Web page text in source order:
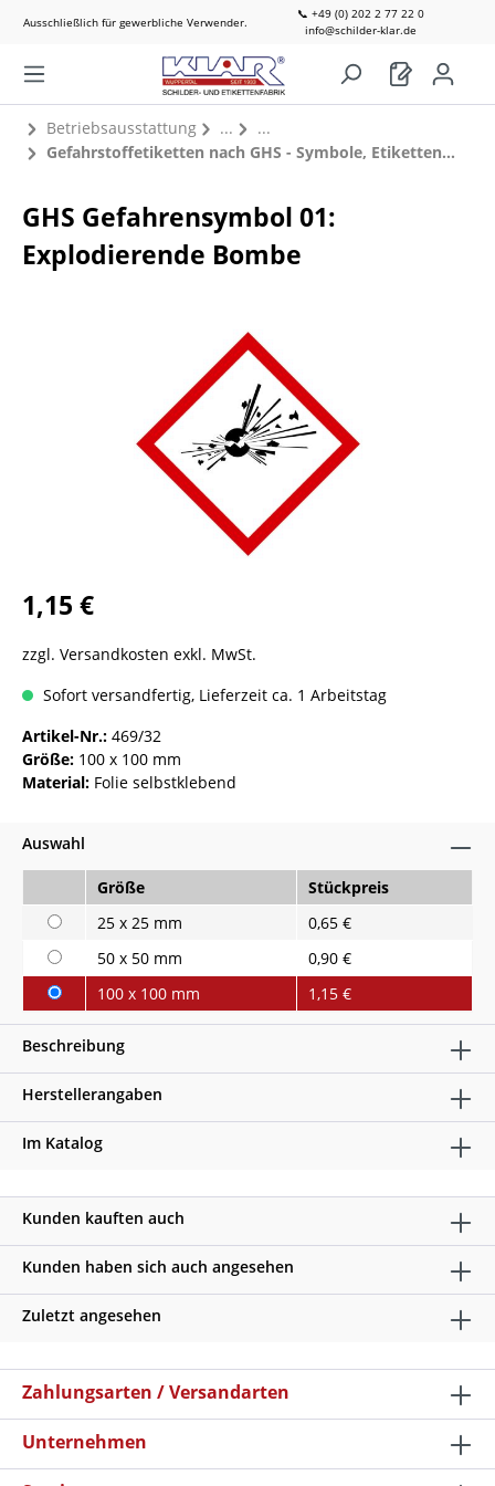
Ausschließlich für gewerbliche Verwender.
📞 +49 (0) 202 2 77 22 0
info@schilder-klar.de
Betriebsausstattung
Gefahrstoffetiketten nach GHS - Symbole, Etiketten einzeln
GHS Gefahrensymbol 01:
Explodierende Bombe
1,15 €
zzgl. Versandkosten exkl. MwSt.
Sofort versandfertig, Lieferzeit ca. 1 Arbeitstag
Artikel-Nr.: 469/32
Größe: 100 x 100 mm
Material: Folie selbstklebend
Auswahl
Größe
Stückpreis
25 x 25 mm
0,65 €
50 x 50 mm
0,90 €
100 x 100 mm
1,15 €
Beschreibung
Herstellerangaben
Im Katalog
Kunden kauften auch
Kunden haben sich auch angesehen
Zuletzt angesehen
Zahlungsarten / Versandarten
Unternehmen